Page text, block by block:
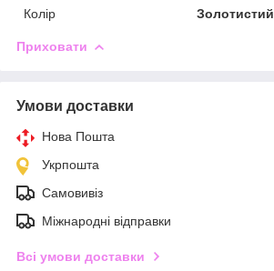
Колір Золотистий
Приховати
Умови доставки
Нова Пошта
Укрпошта
Самовивіз
Міжнародні відправки
Всі умови доставки